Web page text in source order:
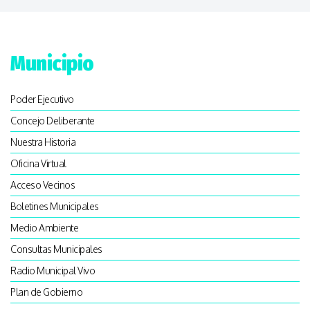
Municipio
Poder Ejecutivo
Concejo Deliberante
Nuestra Historia
Oficina Virtual
Acceso Vecinos
Boletines Municipales
Medio Ambiente
Consultas Municipales
Radio Municipal Vivo
Plan de Gobierno